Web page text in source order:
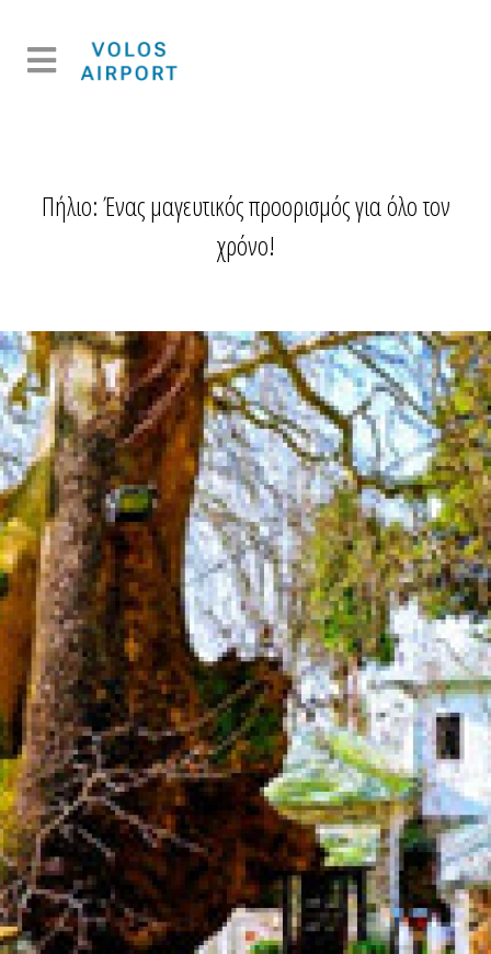
Πήλιο: Ένας μαγευτικός προορισμός για όλο τον
χρόνο!